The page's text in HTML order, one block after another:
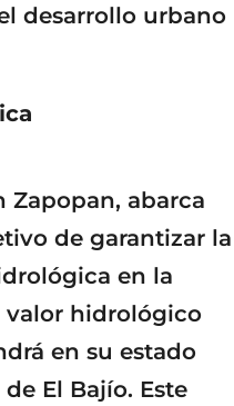
desarrollo urbano
Zapopan, abarca
de garantizar la
en la
valor hidrológico
en su estado
El Bajío. Este